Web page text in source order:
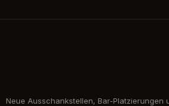
Neue Ausschankstellen, Bar-Platzierungen